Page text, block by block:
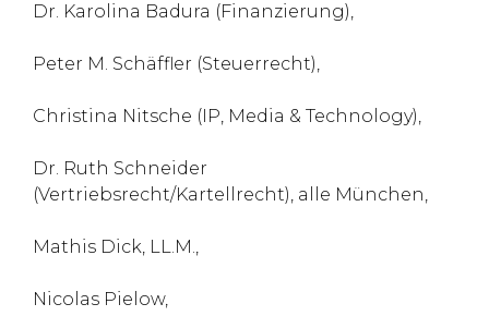
Dr. Karolina Badura (Finanzierung),
Peter M. Schäffler (Steuerrecht),
Christina Nitsche (IP, Media & Technology),
Dr. Ruth Schneider
(Vertriebsrecht/Kartellrecht), alle München,
Mathis Dick, LL.M.,
Nicolas Pielow,